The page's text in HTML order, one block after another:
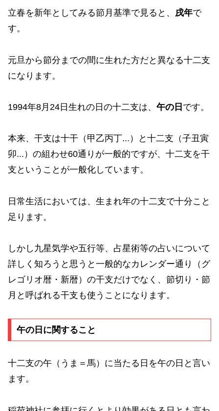
立春を新年としてみる節月基準で見ると、 戌年で
す。
元旦から節分までの間に生れた方だと異なる十二支
になります。
1994年8月24日生れの日の十二支は、 午の日 です。
本来、干支は十干（甲乙丙丁...）と十二支（子丑寅
卯...）の組わせ60通りが一般的ですが、十二支を干
支ということが一般化しています。
日常生活においては、生まれ年の十二支で十分こと
足ります。
しかし九星気学や五行等、占星術等の占いについて
詳しく知ろうと思うと一般的なカレンダー通り（グ
レゴリオ暦・新暦）の干支だけでなく、節切り・節
月と呼ばれる干支も使うことになります。
午の日に関すること
十二支の午（うま＝馬）に当たる日を午の日と言い
ます。